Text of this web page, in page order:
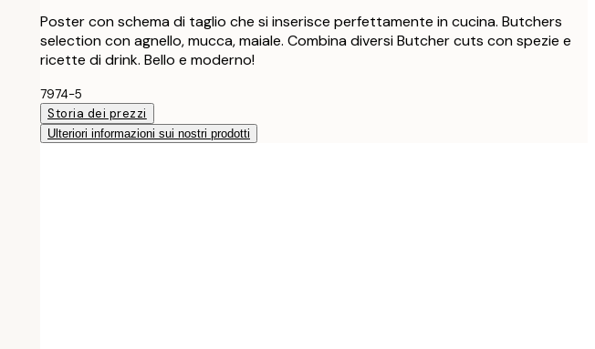
Poster con schema di taglio che si inserisce perfettamente in cucina. Butchers
selection con agnello, mucca, maiale. Combina diversi Butcher cuts con spezie e
ricette di drink. Bello e moderno!
7974-5
Storia dei prezzi
Ulteriori informazioni sui nostri prodotti